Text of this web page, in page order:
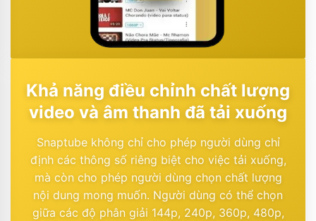
Khả năng điều chỉnh chất lượng
video và âm thanh đã tải xuống
Snaptube không chỉ cho phép người dùng chỉ
định các thông số riêng biệt cho việc tải xuống,
mà còn cho phép người dùng chọn chất lượng
nội dung mong muốn. Người dùng có thể chọn
giữa các độ phân giải 144p, 240p, 360p, 480p,